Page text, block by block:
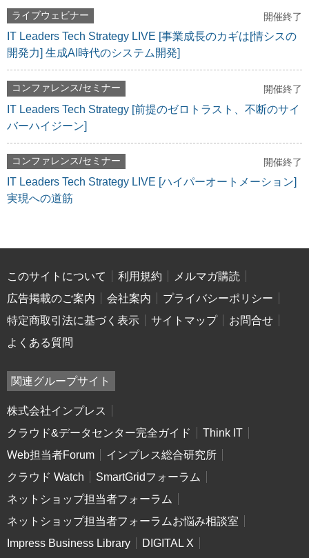
ライブウェビナー 開催終了
IT Leaders Tech Strategy LIVE [事業成長のカギは[情シスの
開発力] 生成AI時代のシステム開発]
コンファレンス/セミナー 開催終了
IT Leaders Tech Strategy [前提のゼロトラスト、不断のサイ
バーハイジーン]
コンファレンス/セミナー 開催終了
IT Leaders Tech Strategy LIVE [ハイパーオートメーション]
実現への道筋
このサイトについて 利用規約
メルマガ購読
広告掲載のご案内
会社案内
プライバシーポリシー
特定商取引法に基づく表示
サイトマップ
お問合せ
よくある質問
関連グループサイト
株式会社インプレス
クラウド&データセンター完全ガイド
Think IT
Web担当者Forum
インプレス総合研究所
クラウド Watch
SmartGridフォーラム
ネットショップ担当者フォーラム
ネットショップ担当者フォーラムお悩み相談室
Impress Business Library
DIGITAL X